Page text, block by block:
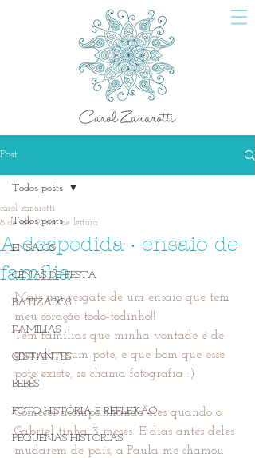
Post
Todos posts
ENSAIOS
CENAS DE FESTA
BATIZADOS
FAMILIAS
GESTANTES
BEBÊS
FOTO HISTÓRIA E REFLEXÃO
PEQUENAS HISTÓRIAS
Todos posts
A despedida · ensaio de
família
carol zanarotti
8 de abr.2 min de leitura
Mais um resgate de um ensaio que tem
meu coração todo-todinho!!
Tem famílias que minha vontade é de
guardar num pote, e que bom que esse
pote existe, se chama fotografia :)
Comecei acompanhando eles quando o
Gabriel tinha 3 meses. E dias antes deles
mudarem de país, a Paula me chamou